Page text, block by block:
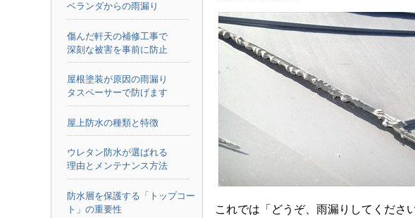
ベランダからの雨漏り
傷んだ軒天の補修工事で
深刻な被害を事前に防止
屋根塗装が原因の雨漏り
タスペーサーで防げます
屋上防水の種類と特徴
ウレタン防水が選ばれる
理由とメンテナンス方法
防水層を保護する「トップコー
ト」の重要性
これでは「どうぞ、雨漏りしてくださ